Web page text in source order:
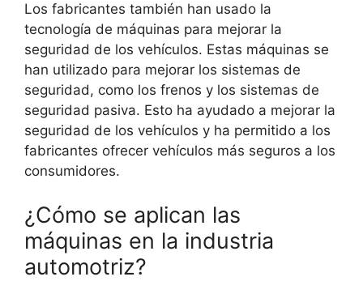
Los fabricantes también han usado la
tecnología de máquinas para mejorar la
seguridad de los vehículos. Estas máquinas se
han utilizado para mejorar los sistemas de
seguridad, como los frenos y los sistemas de
seguridad pasiva. Esto ha ayudado a mejorar la
seguridad de los vehículos y ha permitido a los
fabricantes ofrecer vehículos más seguros a los
consumidores.
¿Cómo se aplican las
máquinas en la industria
automotriz?